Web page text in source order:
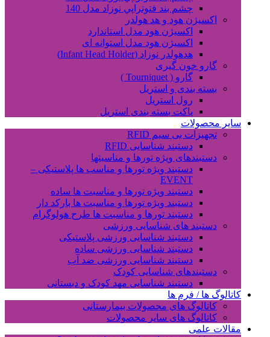
چشم بند فتوتراپي نوزاد مدل 140
اکسیژن هود و هد هولدر
اکسیژن هود مدل استاندارد
اکسیژن هود مدل استوانه ای
هدهولدر نوزاد (Infant Head Holder)
گارو خون گیری
گارو ( Tourniquet )
بسته بندی و استریل
رول استریل
پاکت بسته بندی استریل
سایر محصولات
تجهیزات بی سیم RFID
دستبند شناسایی RFID
دستبندهای ویژه تورها و مناسبتها
دستبند ویژه تورها و مناسب ها پلاستیکی –
EVENT
دستبند ویژه تورها و مناسبت ها ساده
دستبند ویژه تورها و مناسبت ها بارکد دار
دستبند تورها و مناسبت ها طرح هولوگرام
دستبند های شناسایی ورزشی
دستبند شناسایی ورزشی پلاستیکی
دستبند شناسایی ورزشی ساده
دستبند شناسایی ورزشی ضد آب
دستبندهای شناسایی کودک
دستبند شناسایی مهد کودک و دبستانی
کاتالوگ ها / فرم ها
کاتالوگ های محصولات بیمارستانی
کاتالوگ های سایر محصولات
مقالات علمی